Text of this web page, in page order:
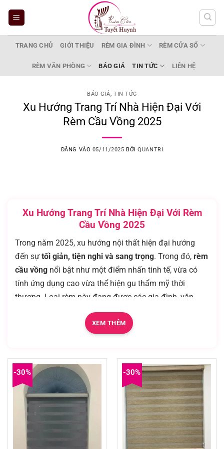
dungTRANG CHỦ GIỚI THIỆU RÈM GIA ĐÌNH RÈM CỬA SỔ
RÈM VĂN PHÒNG BÁO GIÁ TIN TỨC LIÊN HỆ
BÁO GIÁ,TIN TỨC
Xu Hướng Trang Trí Nhà Hiện Đại Với
Rèm Cầu Vồng 2025
ĐĂNG VÀO 05/11/2025 BỞIQUANTRI
Xu Hướng Trang Trí Nhà Hiện Đại Với Rèm
Cầu Vồng 2025
Trong năm 2025, xu hướng nội thất hiện đại hướng
đến sự tối giản, tiện nghi và sang trọng. Trong đó, rèm
cầu vồng nổi bật như một điểm nhấn tinh tế, vừa có
tính ứng dụng cao vừa thể hiện gu thẩm mỹ thời
thượng. Loại rèm này đang được các gia đình, văn
phòng, căn hộ cao cấp lựa chọn để hoàn thiện không
gian sống hiện đại và thông minh.
Hướng 2025
Không chỉ là vật che nắng, chắn sáng, rèm cầu vồng
còn là
một yếu tố trang trí đẳng cấp. Với thiết kế hai
lớp vải đan xen – gồm lớp cản sáng và lớp xuyên sáng
– rèm cho phép điều chỉnh ánh sáng dễ dàng, tạo nên
bầu không khí hài hòa, thoáng đãng mà vẫn đảm bảo
sự riêng tư.
XEM THÊM
-30% -30%